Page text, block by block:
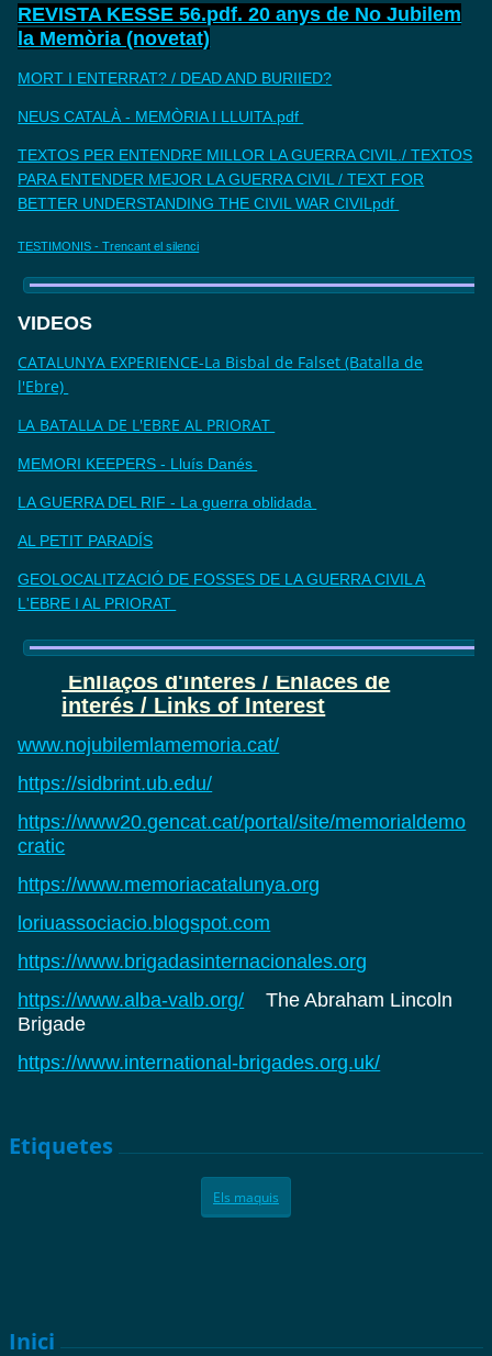
REVISTA KESSE 56.pdf. 20 anys de No Jubilem
la Memòria (novetat)
MORT I ENTERRAT? / DEAD AND BURIIED?
NEUS CATALÀ - MEMÒRIA I LLUITA.pdf
TEXTOS PER ENTENDRE MILLOR LA GUERRA CIVIL./ TEXTOS
PARA ENTENDER MEJOR LA GUERRA CIVIL / TEXT FOR
BETTER UNDERSTANDING THE CIVIL WAR CIVILpdf
TESTIMONIS - Trencant el silenci
VIDEOS
CATALUNYA EXPERIENCE-La Bisbal de Falset (Batalla de
l'Ebre)
LA BATALLA DE L'EBRE AL PRIORAT
MEMORI KEEPERS - Lluís Danés
LA GUERRA DEL RIF - La guerra oblidada
AL PETIT PARADÍS
GEOLOCALITZACIÓ DE FOSSES DE LA GUERRA CIVIL A
L'EBRE I AL PRIORAT
Enllaços d'interès / Enlaces de
interés / Links of Interest
www.nojubilemlamemoria.cat/
https://sidbrint.ub.edu/
https://www20.gencat.cat/portal/site/memorialdemo
cratic
https://www.memoriacatalunya.org
loriuassociacio.blogspot.com
https://www.brigadasinternacionales.org
https://www.alba-valb.org/ The Abraham Lincoln
Brigade
https://www.international-brigades.org.uk/
Etiquetes
Els maquis
Inici